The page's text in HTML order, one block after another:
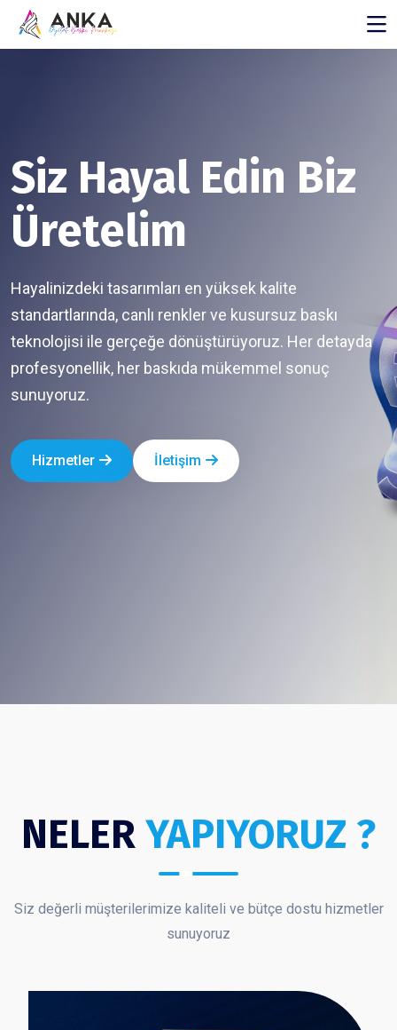
Siz Hayal Edin Biz
Üretelim
Hayalinizdeki tasarımları en yüksek kalite
standartlarında, canlı renkler ve kusursuz baskı
teknolojisi ile gerçeğe dönüştürüyoruz. Her detayda
profesyonellik, her baskıda mükemmel sonuç
sunuyoruz.
Hizmetler İletişim
NELER YAPIYORUZ ?
Siz değerli müşterilerimize kaliteli ve bütçe dostu hizmetler
sunuyoruz